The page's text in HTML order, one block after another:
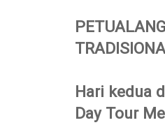
Hari kedua
Day Tour